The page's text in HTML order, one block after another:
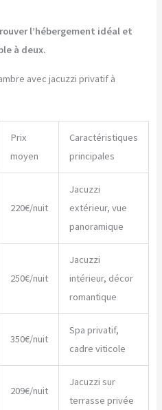
l’hébergement idéal et
à deux.
avec jacuzzi privatif à
Prix
moyen
Caractéristiques
principales
220€/nuit
Jacuzzi
extérieur, vue
panoramique
250€/nuit
Jacuzzi
intérieur, décor
romantique
350€/nuit
Spa privatif,
cadre viticole
209€/nuit
Jacuzzi sur
terrasse privée